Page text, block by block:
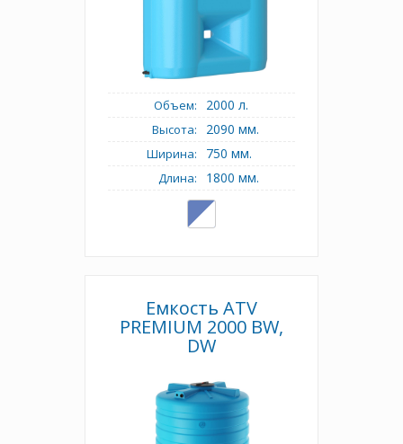
Объем: 2000 л.
Высота: 2090 мм.
Ширина: 750 мм.
Длина: 1800 мм.
Емкость ATV
PREMIUM 2000 BW,
DW